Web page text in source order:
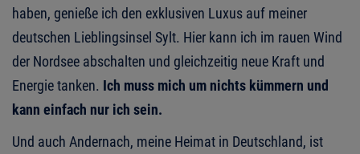
haben, genieße ich den exklusiven Luxus auf meiner
deutschen Lieblingsinsel Sylt. Hier kann ich im rauen Wind
der Nordsee abschalten und gleichzeitig neue Kraft und
Energie tanken. Ich muss mich um nichts kümmern und
kann einfach nur ich sein.
Und auch Andernach, meine Heimat in Deutschland, ist